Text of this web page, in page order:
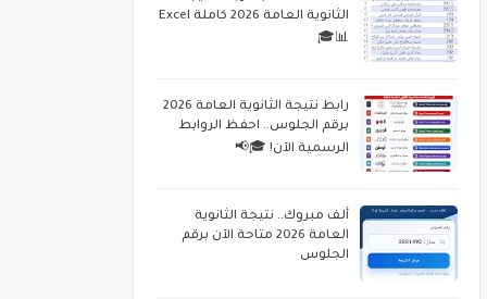
الثانوية العامة 2026 كاملة Excel
📊🎓
رابط نتيجة الثانوية العامة 2026
برقم الجلوس.. احفظ الروابط
الرسمية الآن! 🎓📢
ألف مبروك.. نتيجة الثانوية
العامة 2026 متاحة الآن برقم
الجلوس